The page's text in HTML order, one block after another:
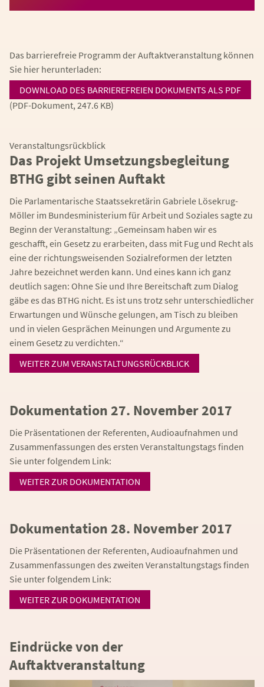
Das barrierefreie Programm der Auftaktveranstaltung können
Sie hier herunterladen:
DOWNLOAD DES BARRIEREFREIEN DOKUMENTS ALS PDF
(PDF-Dokument, 247.6 KB)
Veranstaltungsrückblick
Das Projekt Umsetzungsbegleitung
BTHG gibt seinen Auftakt
Die Parlamentarische Staatssekretärin Gabriele Lösekrug-
Möller im Bundesministerium für Arbeit und Soziales sagte zu
Beginn der Veranstaltung: „Gemeinsam haben wir es
geschafft, ein Gesetz zu erarbeiten, dass mit Fug und Recht als
eine der richtungsweisenden Sozialreformen der letzten
Jahre bezeichnet werden kann. Und eines kann ich ganz
deutlich sagen: Ohne Sie und Ihre Bereitschaft zum Dialog
gäbe es das BTHG nicht. Es ist uns trotz sehr unterschiedlicher
Erwartungen und Wünsche gelungen, am Tisch zu bleiben
und in vielen Gesprächen Meinungen und Argumente zu
einem Gesetz zu verdichten.“
WEITER ZUM VERANSTALTUNGSRÜCKBLICK
Dokumentation 27. November 2017
Die Präsentationen der Referenten, Audioaufnahmen und
Zusammenfassungen des ersten Veranstaltungstags finden
Sie unter folgendem Link:
WEITER ZUR DOKUMENTATION
Dokumentation 28. November 2017
Die Präsentationen der Referenten, Audioaufnahmen und
Zusammenfassungen des zweiten Veranstaltungstags finden
Sie unter folgendem Link:
WEITER ZUR DOKUMENTATION
Eindrücke von der
Auftaktveranstaltung